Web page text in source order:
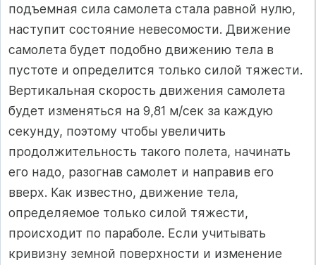
подъемная сила самолета стала равной нулю,
наступит состояние невесомости. Движение
самолета будет подобно движению тела в
пустоте и определится только силой тяжести.
Вертикальная скорость движения самолета
будет изменяться на 9,81 м/сек за каждую
секунду, поэтому чтобы увеличить
продолжительность такого полета, начинать
его надо, разогнав самолет и направив его
вверх. Как известно, движение тела,
определяемое только силой тяжести,
происходит по параболе. Если учитывать
кривизну земной поверхности и изменение